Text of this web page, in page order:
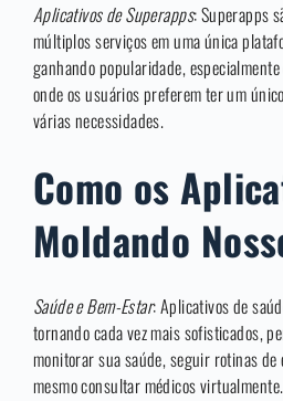
Aplicativos de Superapps: Superapps
múltiplos serviços em uma única
ganhando popularidade,
onde os usuários preferem ter um
várias necessidades.
Como os
Moldando
Saúde e Bem-Estar: Aplicativos de
tornando cada vez mais sofisticados,
monitorar sua saúde, seguir rotinas
mesmo consultar médicos virtualmente.